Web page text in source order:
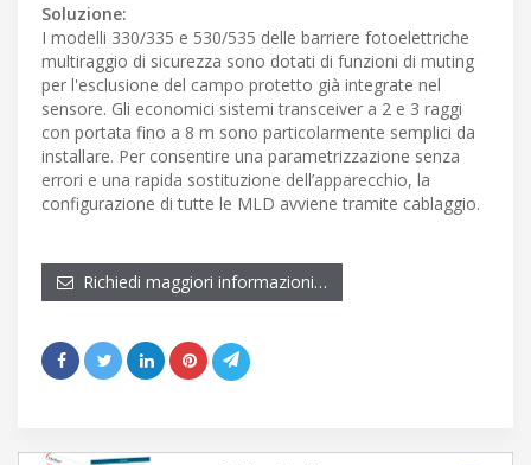
Soluzione:
I modelli 330/335 e 530/535 delle barriere fotoelettriche
multiraggio di sicurezza sono dotati di funzioni di muting
per l'esclusione del campo protetto già integrate nel
sensore. Gli economici sistemi transceiver a 2 e 3 raggi
con portata fino a 8 m sono particolarmente semplici da
installare. Per consentire una parametrizzazione senza
errori e una rapida sostituzione dell’apparecchio, la
configurazione di tutte le MLD avviene tramite cablaggio.
Richiedi maggiori informazioni…